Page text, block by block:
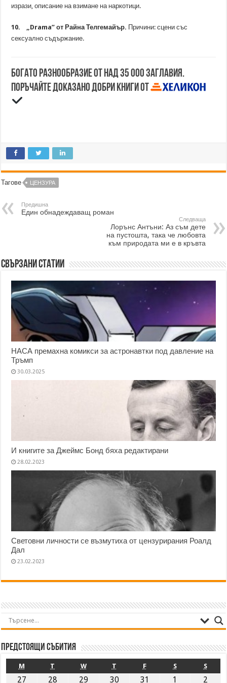
изрази, описание на взимане на наркотици.
10. „Drama” от Райна Телгемайър. Причини: сцени със
сексуално съдържание.
Богато разнообразие от над 35 000 заглавия.
Поръчайте доказано добри книги от
Тагове ЦЕНЗУРА
Предишна
Един обнадеждаващ роман
Следваща
Лорънс Антъни: Аз съм дете
на пустошта, така че любовта
към природата ми е в кръвта
Свързани статии
НАСА премахна комикси за астронавтки под давление на
Тръмп
30.03.2025
И книгите за Джеймс Бонд бяха редактирани
28.02.2023
Световни личности се възмутиха от цензурирания Роалд
Дал
23.02.2023
Предстоящи събития
M T W T F S S
27 28 29 30 31 1 2